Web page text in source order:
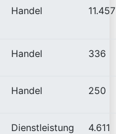
Handel 11.457
Handel 336
Handel 250
Dienstleistung 4.611